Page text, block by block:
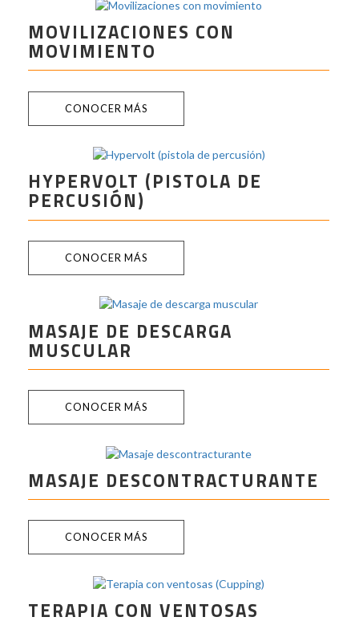
MOVILIZACIONES CON
MOVIMIENTO
CONOCER MÁS
HYPERVOLT (PISTOLA DE
PERCUSIÓN)
CONOCER MÁS
MASAJE DE DESCARGA
MUSCULAR
CONOCER MÁS
MASAJE DESCONTRACTURANTE
CONOCER MÁS
TERAPIA CON VENTOSAS